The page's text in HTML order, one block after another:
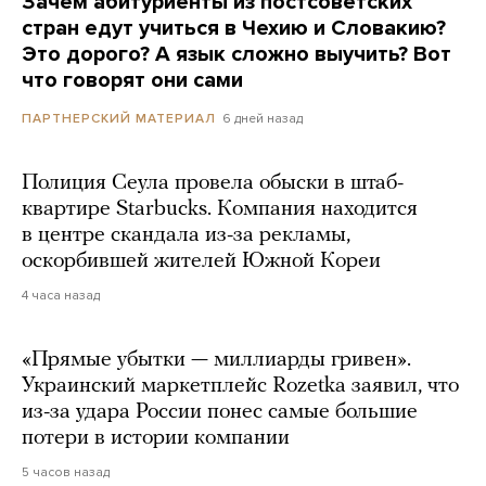
стран едут учиться в Чехию и Словакию?
Это дорого? А язык сложно выучить? Вот
что говорят они сами
ПАРТНЕРСКИЙ МАТЕРИАЛ 6 дней назад
Полиция Сеула провела обыски в штаб-
квартире Starbucks. Компания находится
в центре скандала из-за рекламы,
оскорбившей жителей Южной Кореи
4 часа назад
«Прямые убытки — миллиарды гривен».
Украинский маркетплейс Rozetka заявил, что
из-за удара России понес самые большие
потери в истории компании
5 часов назад